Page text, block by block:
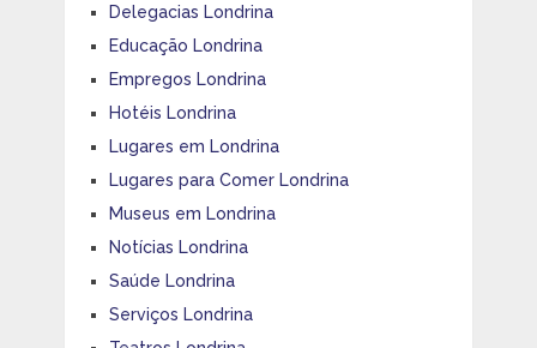
Delegacias Londrina
Educação Londrina
Empregos Londrina
Hotéis Londrina
Lugares em Londrina
Lugares para Comer Londrina
Museus em Londrina
Notícias Londrina
Saúde Londrina
Serviços Londrina